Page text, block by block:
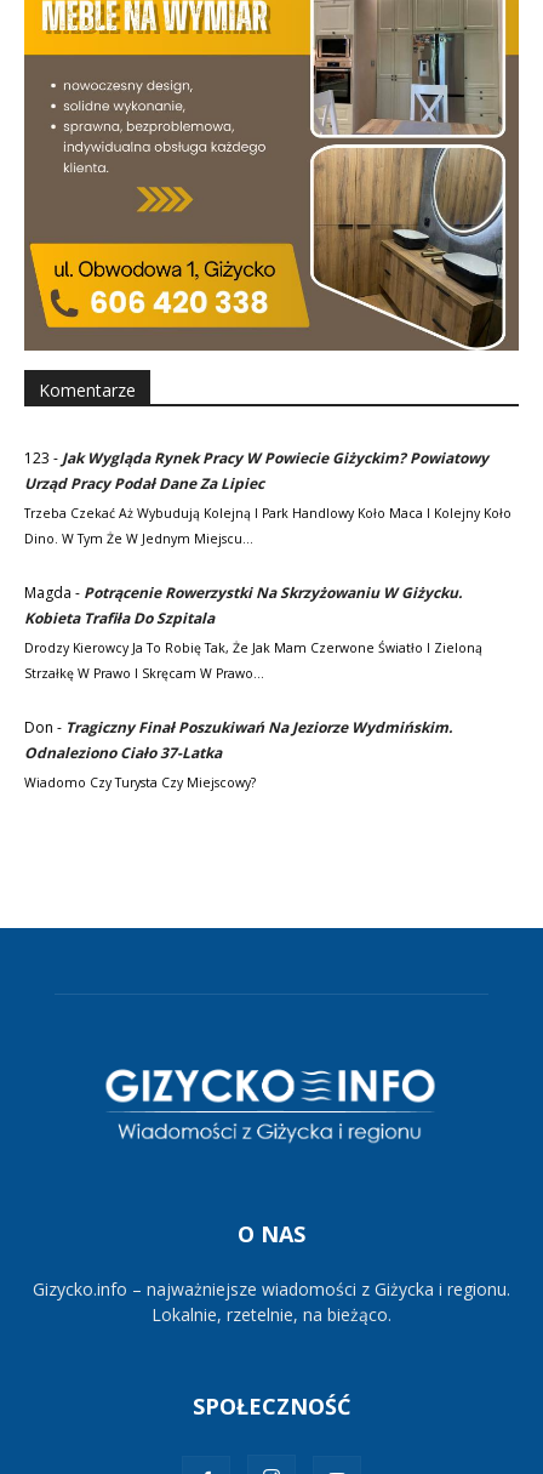
Komentarze
123 - Jak Wygląda Rynek Pracy W Powiecie Giżyckim? Powiatowy
Urząd Pracy Podał Dane Za Lipiec
Trzeba Czekać Aż Wybudują Kolejną I Park Handlowy Koło Maca I Kolejny Koło
Dino. W Tym Że W Jednym Miejscu…
Magda - Potrącenie Rowerzystki Na Skrzyżowaniu W Giżycku.
Kobieta Trafiła Do Szpitala
Drodzy Kierowcy Ja To Robię Tak, Że Jak Mam Czerwone Światło I Zieloną
Strzałkę W Prawo I Skręcam W Prawo…
Don - Tragiczny Finał Poszukiwań Na Jeziorze Wydmińskim.
Odnaleziono Ciało 37-Latka
Wiadomo Czy Turysta Czy Miejscowy?
O NAS
Gizycko.info – najważniejsze wiadomości z Giżycka i regionu.
Lokalnie, rzetelnie, na bieżąco.
SPOŁECZNOŚĆ